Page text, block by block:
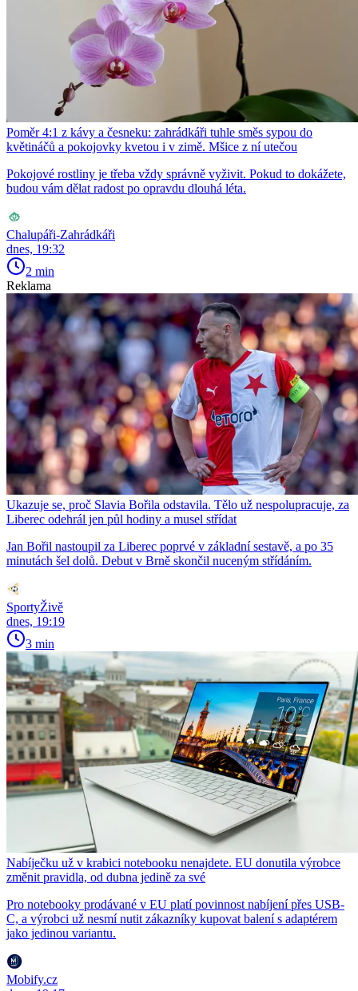
Poměr 4:1 z kávy a česneku: zahrádkáři tuhle směs sypou do
květináčů a pokojovky kvetou i v zimě. Mšice z ní utečou
Pokojové rostliny je třeba vždy správně vyživit. Pokud to dokážete,
budou vám dělat radost po opravdu dlouhá léta.
Chalupáři-Zahrádkáři
dnes, 19:32
2 min
Reklama
Ukazuje se, proč Slavia Bořila odstavila. Tělo už nespolupracuje, za
Liberec odehrál jen půl hodiny a musel střídat
Jan Bořil nastoupil za Liberec poprvé v základní sestavě, a po 35
minutách šel dolů. Debut v Brně skončil nuceným střídáním.
SportyŽivě
dnes, 19:19
3 min
Nabíječku už v krabici notebooku nenajdete. EU donutila výrobce
změnit pravidla, od dubna jedině za své
Pro notebooky prodávané v EU platí povinnost nabíjení přes USB-
C, a výrobci už nesmí nutit zákazníky kupovat balení s adaptérem
jako jedinou variantu.
Mobify.cz